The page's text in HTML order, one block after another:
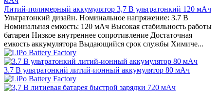
Литий-полимерный аккумулятор 3,7 В ультратонкий 120 мАч
Ультратонкий дизайн. Номинальное напряжение: 3.7 В
Номинальная емкость: 120 мАч Высокая стабильность работы
батареи Низкое внутреннее сопротивление Достаточная
емкость аккумулятора Выдающийся срок службы Химиче...
3.7 В ультратонкий литий-ионный аккумулятор 80 мАч